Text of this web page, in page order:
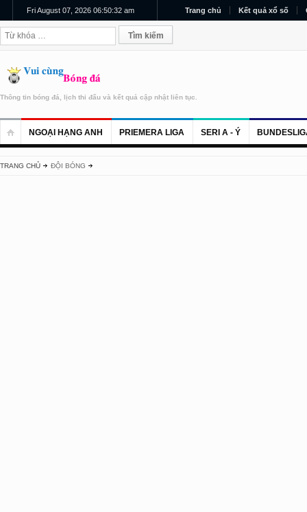
Fri August 07, 2026 06:50:32 am Trang chủ Kết quả xổ số
Thông tin bóng đá, lịch thi đấu và kết quả cập nhật liên tục.
NGOẠI HẠNG ANH PRIEMERA LIGA SERI A - Ý
TRANG CHỦ ĐỘI BÓNG